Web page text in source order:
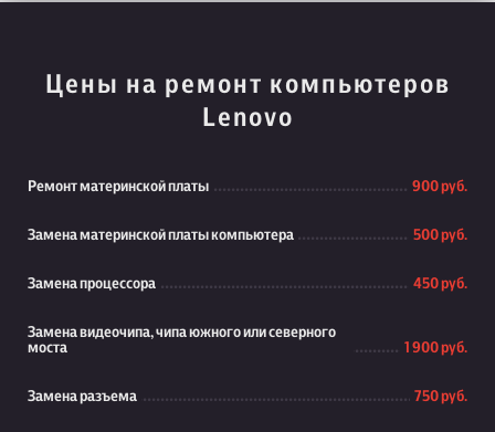
Цены на ремонт компьютеров
Lenovo
Ремонт материнской платы 900 руб.
Замена материнской платы компьютера 500 руб.
Замена процессора 450 руб.
Замена видеочипа, чипа южного или северного
моста
1 900 руб.
Замена разъема 750 руб.